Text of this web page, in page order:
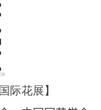
际花展】